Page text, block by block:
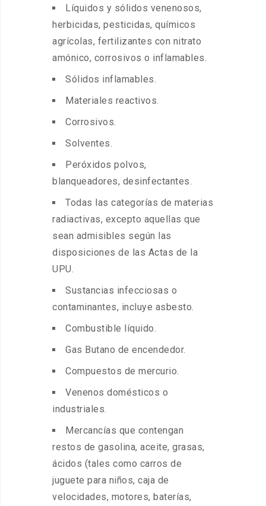
Líquidos y sólidos venenosos,
herbicidas, pesticidas, químicos
agrícolas, fertilizantes con nitrato
amónico, corrosivos o inflamables.
Sólidos inflamables.
Materiales reactivos.
Corrosivos.
Solventes.
Peróxidos polvos,
blanqueadores, desinfectantes.
Todas las categorías de materias
radiactivas, excepto aquellas que
sean admisibles según las
disposiciones de las Actas de la
UPU.
Sustancias infecciosas o
contaminantes, incluye asbesto.
Combustible líquido.
Gas Butano de encendedor.
Compuestos de mercurio.
Venenos domésticos o
industriales.
Mercancías que contengan
restos de gasolina, aceite, grasas,
ácidos (tales como carros de
juguete para niños, caja de
velocidades, motores, baterías,